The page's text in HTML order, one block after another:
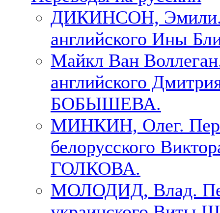
ДИКИНСОН, Эмили.
английского Ины
Майкл Ван
английского
БОБЫШЕВА.
МИНКИН, Олег.
белорусского
ГОЛКОВА.
МОЛОДИД, Влад.